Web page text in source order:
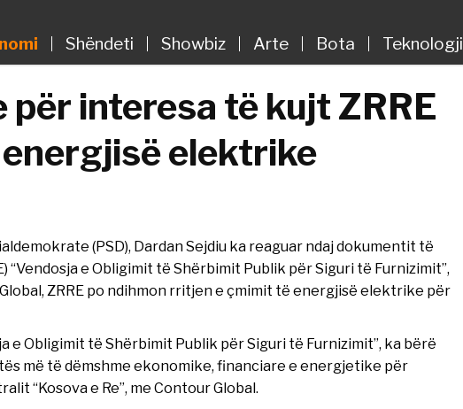
Shëndeti Showbiz Arte Bota Teknologji
për interesa të kujt ZRRE
elektrike
(PSD), Dardan Sejdiu ka reaguar ndaj dokumentit të
“Vendosja e Obligimit të Shërbimit Publik për Siguri të Furnizimit”,
ZRRE po ndihmon rritjen e çmimit të energjisë elektrike për
e Obligimit të Shërbimit Publik për Siguri të Furnizimit”, ka bërë
më të dëmshme ekonomike, financiare e energjetike për
“Kosova e Re”, me Contour Global.